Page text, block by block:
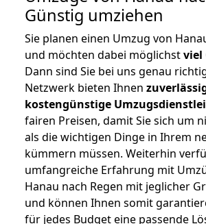
Günstig umziehen
Sie planen einen Umzug von
und möchten dabei möglichstviel
Dann sind Sie bei uns genau
Netzwerk bieten Ihnen
kostengünstige
fairen Preisen, damit Sie sich um
als die wichtigen Dinge in Ihrem
kümmern müssen. Weiterhin
umfangreiche Erfahrung mit
Hanau nach Regen mit jeglicher
und können Ihnen somit
für jedes Budget eine passende